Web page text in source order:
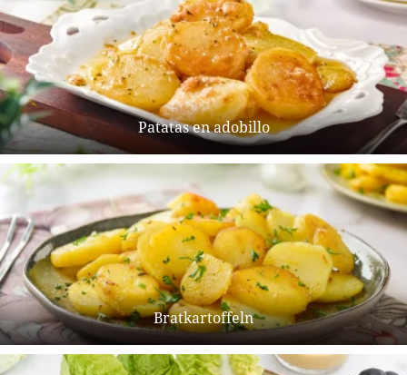
Patatas en adobillo
Bratkartoffeln